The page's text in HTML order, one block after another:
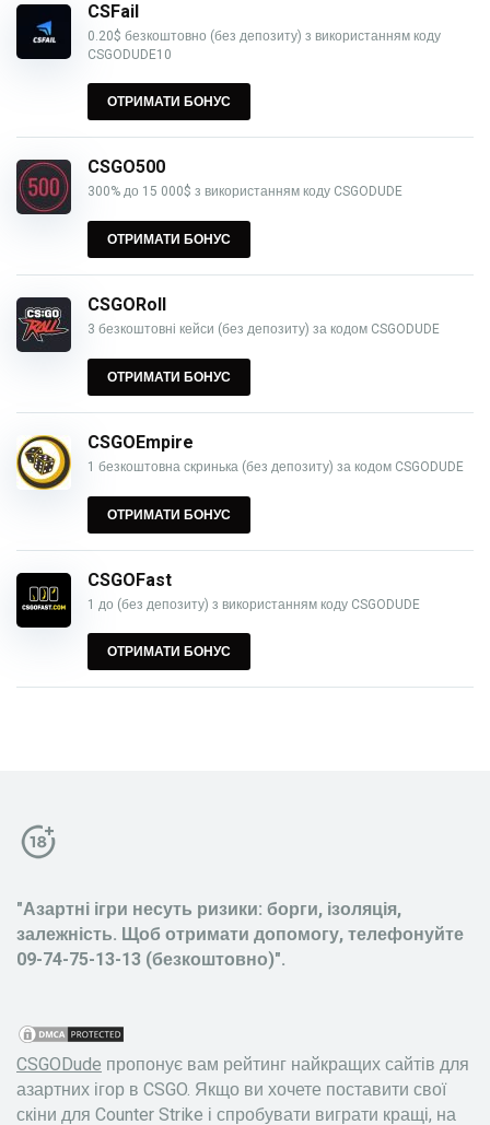
CSFail
0.20$ безкоштовно (без депозиту) з використанням коду
CSGODUDE10
ОТРИМАТИ БОНУС
CSGO500
300% до 15 000$ з використанням коду CSGODUDE
ОТРИМАТИ БОНУС
CSGORoll
3 безкоштовні кейси (без депозиту) за кодом CSGODUDE
ОТРИМАТИ БОНУС
CSGOEmpire
1 безкоштовна скринька (без депозиту) за кодом CSGODUDE
ОТРИМАТИ БОНУС
CSGOFast
1 до (без депозиту) з використанням коду CSGODUDE
ОТРИМАТИ БОНУС
"Азартні ігри несуть ризики: борги, ізоляція,
залежність. Щоб отримати допомогу, телефонуйте
09-74-75-13-13 (безкоштовно)".
CSGODude пропонує вам рейтинг найкращих сайтів для
азартних ігор в CSGO. Якщо ви хочете поставити свої
скіни для Counter Strike і спробувати виграти кращі, на